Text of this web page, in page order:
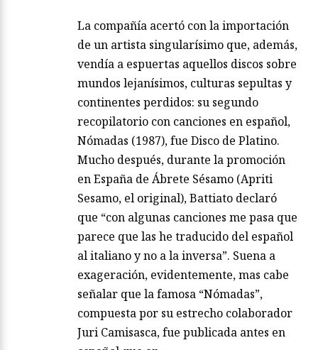
La compañía acertó con la importación
de un artista singularísimo que, además,
vendía a espuertas aquellos discos sobre
mundos lejanísimos, culturas sepultas y
continentes perdidos: su segundo
recopilatorio con canciones en español,
Nómadas (1987), fue Disco de Platino.
Mucho después, durante la promoción
en España de Ábrete Sésamo (Apriti
Sesamo, el original), Battiato declaró
que “con algunas canciones me pasa que
parece que las he traducido del español
al italiano y no a la inversa”. Suena a
exageración, evidentemente, mas cabe
señalar que la famosa “Nómadas”,
compuesta por su estrecho colaborador
Juri Camisasca, fue publicada antes en